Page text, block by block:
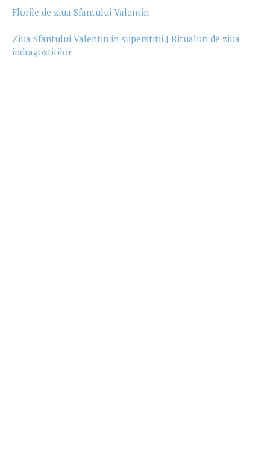
Florile de ziua Sfantului Valentin
Ziua Sfantului Valentin in superstitii | Ritualuri de ziua
indragostitilor